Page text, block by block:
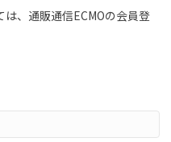
、通販通信ECMOの会員登